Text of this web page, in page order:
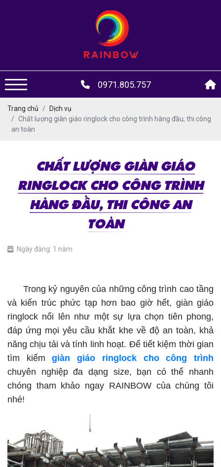
0971.805.757
Trang chủ
Dịch vụ
Chất lượng giàn giáo ringlock cho công trình hàng đầu, thi công
an toàn
CHẤT LƯỢNG GIÀN GIÁO
RINGLOCK CHO CÔNG TRÌNH
HÀNG ĐẦU, THI CÔNG AN
TOÀN
Ngày đăng: 1 năm
Trong kỷ nguyên của những công trình cao tầng
và kiến trúc phức tạp hơn bao giờ hết, giàn giáo
ringlock nổi lên như một sự lựa chọn tiên phong,
đáp ứng mọi yêu cầu khắt khe về độ an toàn, khả
năng chịu tải và tính linh hoạt. Để tiết kiệm thời gian
tìm kiếmgiàn giáo ringlock cho công trình
chuyên nghiệp đa dạng size, bạn có thể nhanh
chóng tham khảo ngay RAINBOW của chúng tôi
nhé!